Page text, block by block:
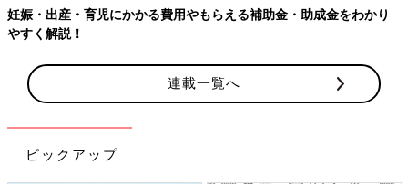
連載一覧へ
ピックアップ